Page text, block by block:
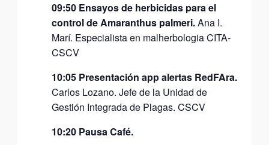
09:50 Ensayos de herbicidas para el
control de Amaranthus palmeri.Ana I.
Marí. Especialista en malherbologia CITA-
CSCV
10:05 Presentación app alertas RedFAra.
Carlos Lozano. Jefe de la Unidad de
Gestión Integrada de Plagas. CSCV
10:20 Pausa Café.